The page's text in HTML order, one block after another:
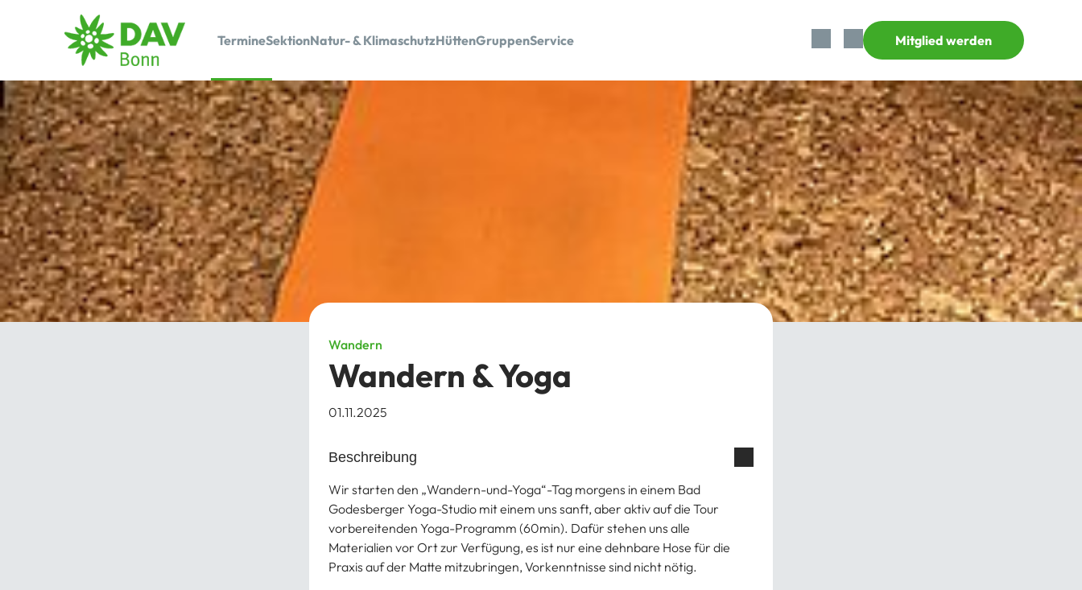
TermineSektionNatur- & KlimaschutzHüttenGruppenService Mitglied werden
Wandern
Wandern & Yoga
01.11.2025
Beschreibung
Wir starten den „Wandern-und-Yoga“-Tag morgens in einem Bad
Godesberger Yoga-Studio mit einem uns sanft, aber aktiv auf die Tour
vorbereitenden Yoga-Programm (60min). Dafür stehen uns alle
Materialien vor Ort zur Verfügung, es ist nur eine dehnbare Hose für die
Praxis auf der Matte mitzubringen, Vorkenntnisse sind nicht nötig.